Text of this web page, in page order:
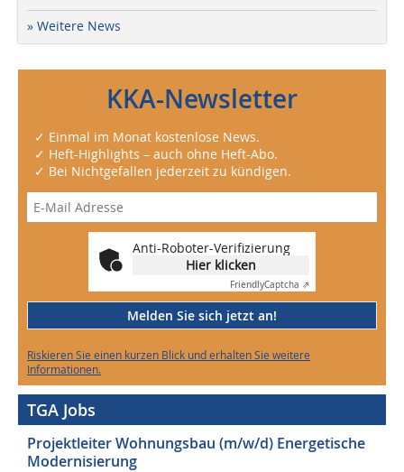
» Weitere News
KKA-Newsletter
✓ Einmal im Monat kostenlose News.
✓ Heft-Highlights – auch ohne Heft-Abo.
✓ Bei Nichtgefallen jederzeit zu kündigen.
Anti-Roboter-Verifizierung
Hier klicken
FriendlyCaptcha ⇗
Melden Sie sich jetzt an!
Riskieren Sie einen kurzen Blick und erhalten Sie weitere
Informationen.
TGA Jobs
Projektleiter Wohnungsbau (m/w/d) Energetische
Modernisierung